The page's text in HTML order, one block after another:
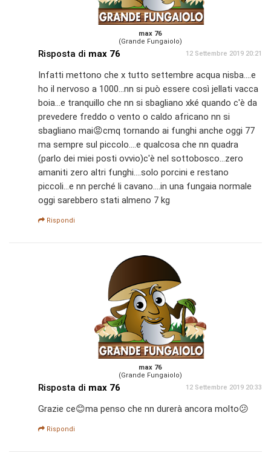
max 76
(Grande Fungaiolo)
Risposta di max 76 12 Settembre 2019 20:21
Infatti mettono che x tutto settembre acqua nisba....e
ho il nervoso a 1000...nn si può essere così jellati vacca
boia...e tranquillo che nn si sbagliano xké quando c'è da
prevedere freddo o vento o caldo africano nn si
sbagliano mai😡cmq tornando ai funghi anche oggi 77
ma sempre sul piccolo....e qualcosa che nn quadra
(parlo dei miei posti ovvio)c'è nel sottobosco...zero
amaniti zero altri funghi....solo porcini e restano
piccoli...e nn perché li cavano....in una fungaia normale
oggi sarebbero stati almeno 7 kg
Rispondi
max 76
(Grande Fungaiolo)
Risposta di max 76 12 Settembre 2019 20:33
Grazie ce😊ma penso che nn durerà ancora molto😕
Rispondi